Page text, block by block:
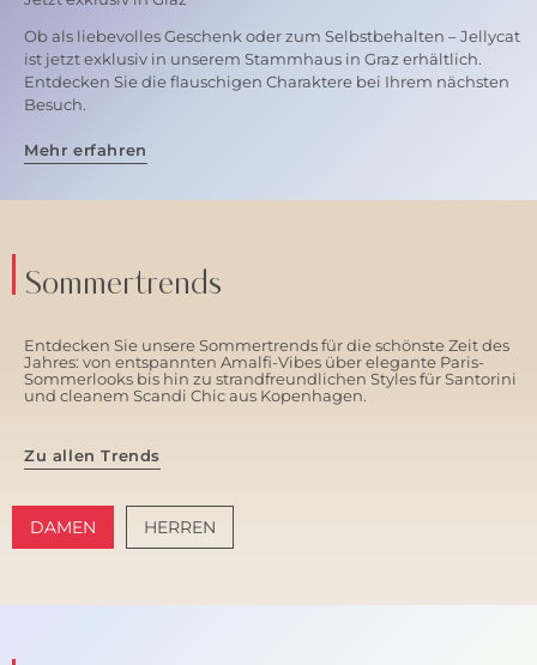
Ob als liebevolles Geschenk oder zum Selbstbehalten – Jellycat
ist jetzt exklusiv in unserem Stammhaus in Graz erhältlich.
Entdecken Sie die flauschigen Charaktere bei Ihrem nächsten
Besuch.
Mehr erfahren
Sommertrends
Entdecken Sie unsere Sommertrends für die schönste Zeit des
Jahres: von entspannten Amalfi-Vibes über elegante Paris-
Sommerlooks bis hin zu strandfreundlichen Styles für Santorini
und cleanem Scandi Chic aus Kopenhagen.
Zu allen Trends
DAMEN HERREN